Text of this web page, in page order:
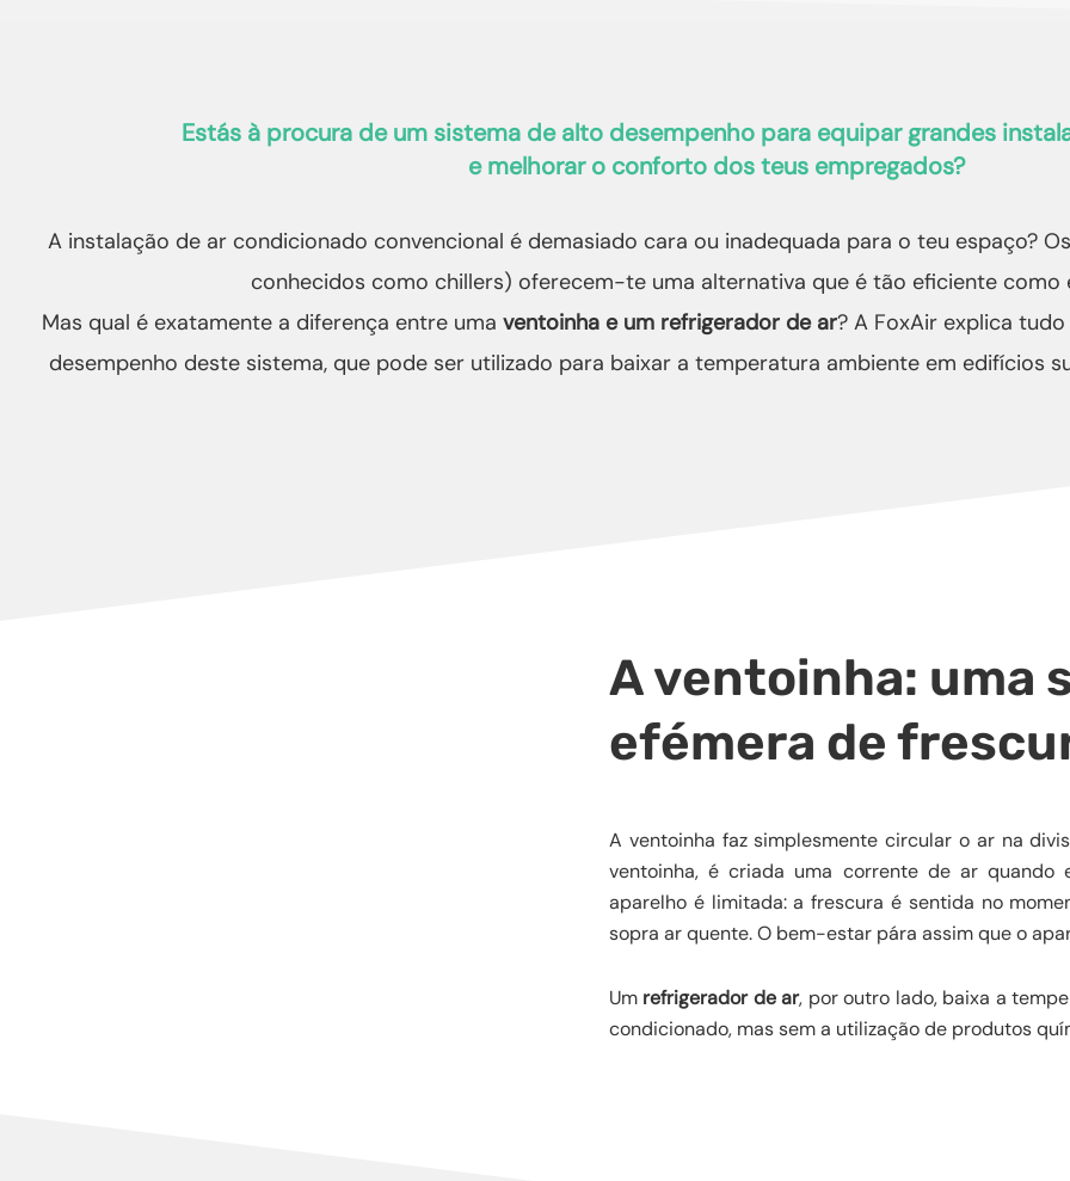
Estás à procura de um sistema de alto desempenho para equipar grandes
e melhorar o conforto dos teus empregados?
A instalação de ar condicionado convencional é demasiado cara ou inadequada para o teu espaço?
conhecidos como chillers) oferecem-te uma alternativa que é tão eficiente como
Mas qual é exatamente a diferença entre uma ventoinha e um refrigerador de ar? A FoxAir explica
desempenho deste sistema, que pode ser utilizado para baixar a temperatura ambiente em edifícios
A ventoinha: uma
efémera de
A ventoinha faz simplesmente circular o ar na
ventoinha, é criada uma corrente de ar quando
aparelho é limitada: a frescura é sentida no
sopra ar quente. O bem-estar pára assim que o
Um refrigerador de ar, por outro lado, baixa a
condicionado, mas sem a utilização de produtos